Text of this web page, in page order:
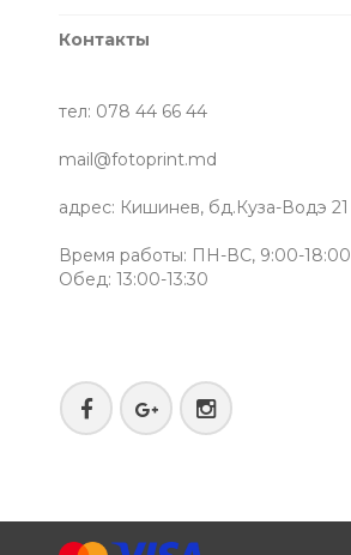
Контакты
тел: 078 44 66 44
mail@fotoprint.md
адрес: Кишинев, бд.Куза-Водэ 21
Время работы: ПН-ВС, 9:00-18:00
Обед: 13:00-13:30